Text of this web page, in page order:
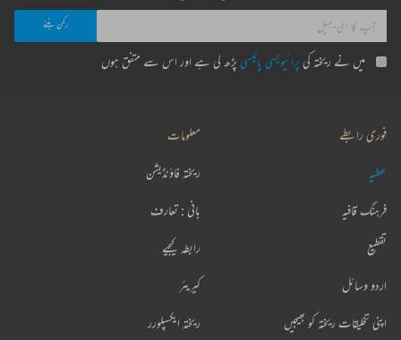
میں نے ریختہ کی پرائیویسی پالیسی پڑھ لی ہے اور اس سے متفق ہوں
فوری رابطے
عطیہ
فرہنگ قافیہ
تقطیع
اردو وسائل
اپنی تخلیقات ریختہ کو بھیجیں
معلومات
ریختہ فاؤنڈیشن
بانی : تعارف
رابطہ کیجیے
کیریئر
ریختہ ایکسپلورر